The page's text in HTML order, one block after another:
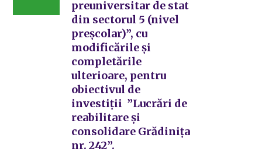
preuniversitar de stat
din sectorul 5 (nivel
preșcolar)”, cu
modificările și
completările
ulterioare, pentru
obiectivul de
investiții ”Lucrări de
reabilitare și
consolidare Grădinița
nr. 242”.